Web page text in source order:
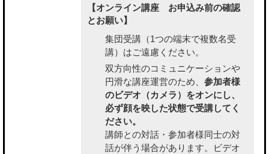
【オンライン講座 お申込み前の確認
とお願い】
集団受講（1つの端末で複数名受
講）はご遠慮ください。
双方向性のコミュニケーションや
円滑な講座運営のため、 参加者様
のビデオ（カメラ）をオンにし、
必ず顔を映した状態で受講してく
ださい。
講師との対話・参加者様同士の対
話が伴う場合があります。ビデオ